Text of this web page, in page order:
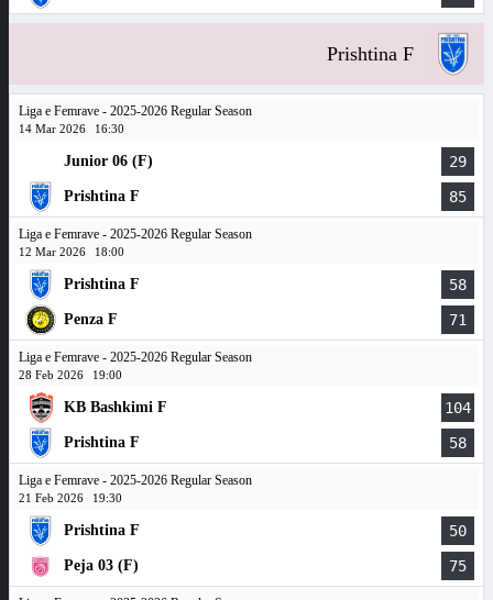
Prishtina F
Liga e Femrave - 2025-2026 Regular Season
14 Mar 2026 16:30
Junior 06 (F) 29
Prishtina F 85
Liga e Femrave - 2025-2026 Regular Season
12 Mar 2026 18:00
Prishtina F 58
Penza F 71
Liga e Femrave - 2025-2026 Regular Season
28 Feb 2026 19:00
KB Bashkimi F 104
Prishtina F 58
Liga e Femrave - 2025-2026 Regular Season
21 Feb 2026 19:30
Prishtina F 50
Peja 03 (F) 75